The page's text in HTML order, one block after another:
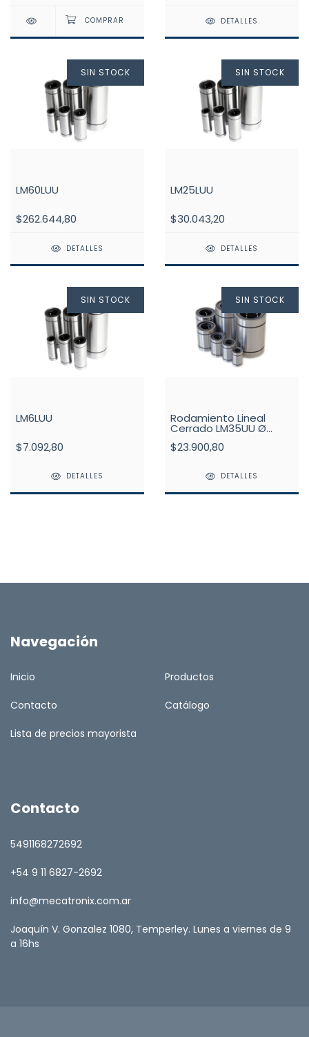
DETALLES
SIN STOCK
LM60LUU
$262.644,80
DETALLES
SIN STOCK
LM25LUU
$30.043,20
DETALLES
SIN STOCK
LM6LUU
$7.092,80
DETALLES
SIN STOCK
Rodamiento Lineal
Cerrado LM35UU Ø
$23.900,80
DETALLES
Navegación
Inicio Productos
Contacto Catálogo
Lista de precios mayorista
Contacto
5491168272692
+54 9 11 6827-2692
info@mecatronix.com.ar
Joaquín V. Gonzalez 1080, Temperley. Lunes a viernes de 9
a 16hs